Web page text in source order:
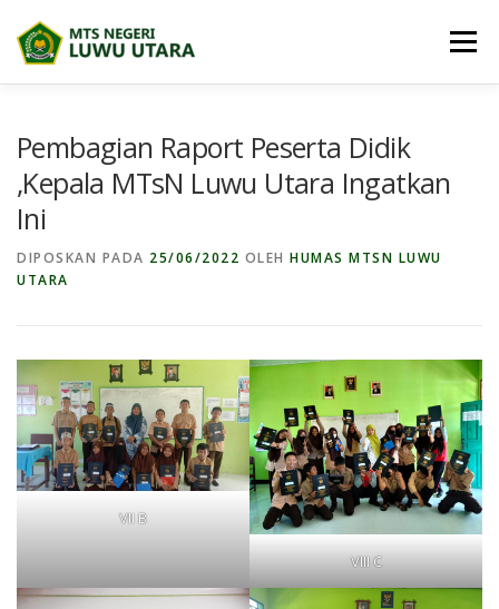
konten
Menu
BIDANG MADRASAH
Pembagian Raport Peserta Didik
,Kepala MTsN Luwu Utara Ingatkan
Ini
DIPOSKAN PADA 25/06/2022 OLEH HUMAS MTSN LUWU
UTARA
VII B
VIII C